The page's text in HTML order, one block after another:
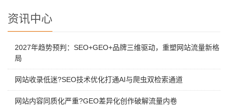
资讯中心
2027年趋势预判：SEO+GEO+品牌三维驱动，重塑网站流量新格
局
网站收录低迷?SEO技术优化打通AI与爬虫双检索通道
网站内容同质化严重?GEO差异化创作破解流量内卷